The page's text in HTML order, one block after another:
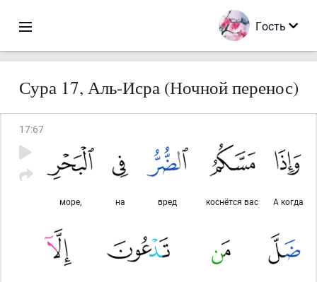
Гость
Сура 17, Аль-Исра (Ночной перенос)
17:67
А когда
коснётся вас
вред
на
море,